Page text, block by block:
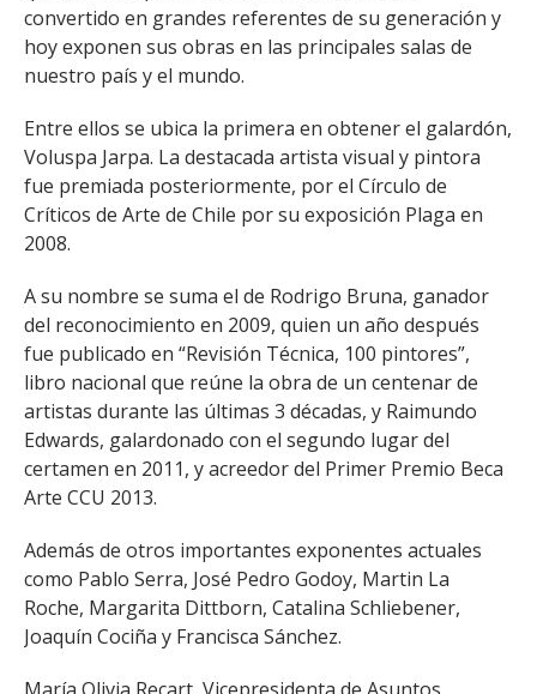
convertido en grandes referentes de su generación y
hoy exponen sus obras en las principales salas de
nuestro país y el mundo.
Entre ellos se ubica la primera en obtener el galardón,
Voluspa Jarpa. La destacada artista visual y pintora
fue premiada posteriormente, por el Círculo de
Críticos de Arte de Chile por su exposición Plaga en
2008.
A su nombre se suma el de Rodrigo Bruna, ganador
del reconocimiento en 2009, quien un año después
fue publicado en “Revisión Técnica, 100 pintores”,
libro nacional que reúne la obra de un centenar de
artistas durante las últimas 3 décadas, y Raimundo
Edwards, galardonado con el segundo lugar del
certamen en 2011, y acreedor del Primer Premio Beca
Arte CCU 2013.
Además de otros importantes exponentes actuales
como Pablo Serra, José Pedro Godoy, Martin La
Roche, Margarita Dittborn, Catalina Schliebener,
Joaquín Cociña y Francisca Sánchez.